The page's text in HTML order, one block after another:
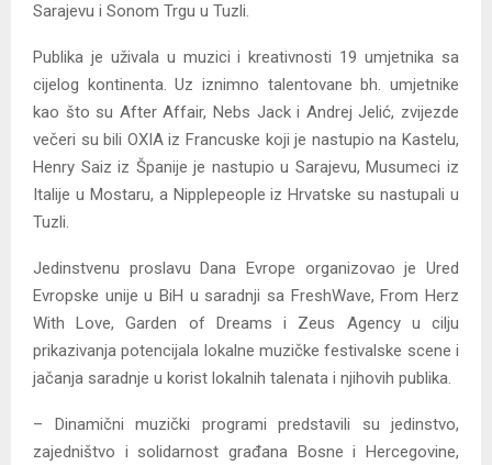
Sarajevu i Sonom Trgu u Tuzli.
Publika je uživala u muzici i kreativnosti 19 umjetnika sa
cijelog kontinenta. Uz iznimno talentovane bh. umjetnike
kao što su After Affair, Nebs Jack i Andrej Jelić, zvijezde
večeri su bili OXIA iz Francuske koji je nastupio na Kastelu,
Henry Saiz iz Španije je nastupio u Sarajevu, Musumeci iz
Italije u Mostaru, a Nipplepeople iz Hrvatske su nastupali u
Tuzli.
Jedinstvenu proslavu Dana Evrope organizovao je Ured
Evropske unije u BiH u saradnji sa FreshWave, From Herz
With Love, Garden of Dreams i Zeus Agency u cilju
prikazivanja potencijala lokalne muzičke festivalske scene i
jačanja saradnje u korist lokalnih talenata i njihovih publika.
– Dinamični muzički programi predstavili su jedinstvo,
zajedništvo i solidarnost građana Bosne i Hercegovine,